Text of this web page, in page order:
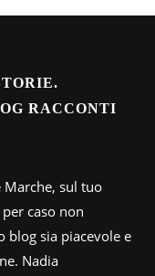
RACCONTI
Marche, sul tuo
caso non
blog sia piacevole e
Nadia